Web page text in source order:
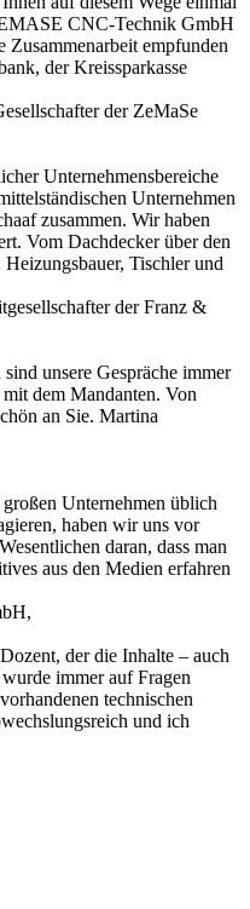
CNC-Technik GmbH
Zusammenarbeit empfunden
der Kreissparkasse
der ZeMaSe
Unternehmensbereiche
Unternehmen
zusammen. Wir haben
Vom Dachdecker über den
Tischler und
der Franz &
unsere Gespräche immer
dem Mandanten. Von
an Sie. Martina
Unternehmen üblich
haben wir uns vor
daran, dass man
aus den Medien erfahren
der die Inhalte – auch
immer auf Fragen
technischen
und ich